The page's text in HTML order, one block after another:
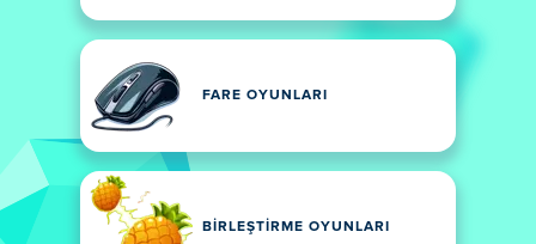
FARE OYUNLARI
BIRLEŞTIRME OYUNLARI